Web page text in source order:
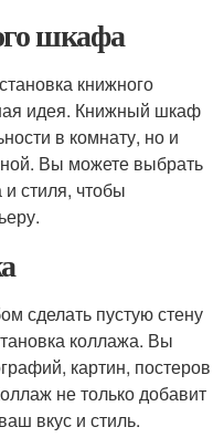
шкафа
книжного
идея. Книжный шкаф
в комнату, но и
Вы можете выбрать
стиля, чтобы
сделать пустую стену
коллажа. Вы
картин, постеров
не только добавит
вкус и стиль.